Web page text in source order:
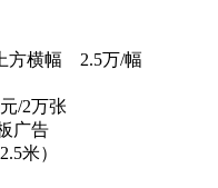
方横幅 2.5万/幅
/2万张
广告
米）